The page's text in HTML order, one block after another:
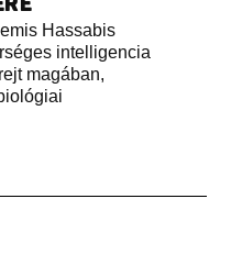
Hassabis
intelligencia
magában,